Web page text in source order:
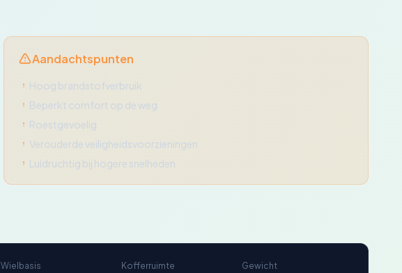
Aandachtspunten
Hoog brandstofverbruik
Beperkt comfort op de weg
Roestgevoelig
Verouderde veiligheidsvoorzieningen
Luidruchtig bij hogere snelheden
Wielbasis Kofferruimte Gewicht